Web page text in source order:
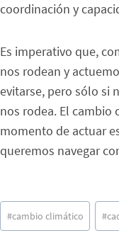
coordinación y
Es imperativo que,
nos rodean y
evitarse, pero sólo si
nos rodea. El cambio
momento de actuar
queremos navegar
Etiquetas
de
#cambio climático #